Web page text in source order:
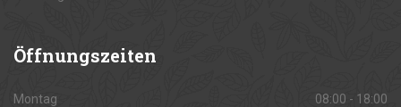
Öffnungszeiten
Montag 08:00 - 18:00